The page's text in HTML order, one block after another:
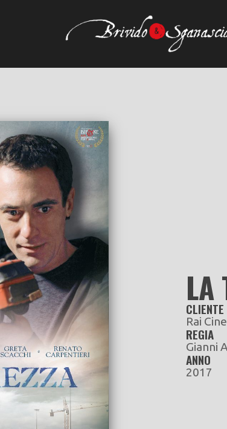
LA
CLIENTE
Rai
REGIA
Gianni
ANNO
2017